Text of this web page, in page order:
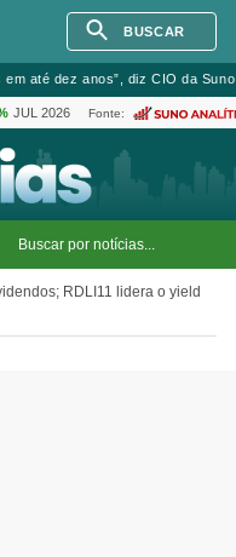
BUSCAR
até dez anos”, diz CIO da
JUL 2026 Fonte:
RDLI11 lidera o yield